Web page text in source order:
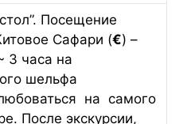
Посещение
Сафари (€) –
3 часа на
шельфа
на самого
После экскурсии,